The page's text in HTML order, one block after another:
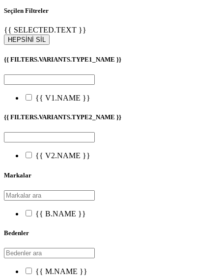
Seçilen Filtreler
{{ SELECTED.TEXT }}
HEPSİNİ SİL
{{ FILTERS.VARIANTS.TYPE1_NAME }}
{{ V1.NAME }}
{{ FILTERS.VARIANTS.TYPE2_NAME }}
{{ V2.NAME }}
Markalar
{{ B.NAME }}
Bedenler
{{ M.NAME }}